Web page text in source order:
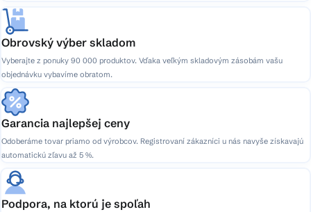
Obrovský výber skladom
Vyberajte z ponuky 90 000 produktov. Vďaka veľkým skladovým zásobám vašu
objednávku vybavíme obratom.
Garancia najlepšej ceny
Odoberáme tovar priamo od výrobcov. Registrovaní zákazníci u nás navyše získavajú
automatickú zľavu až 5 %.
Podpora, na ktorú je spoľah